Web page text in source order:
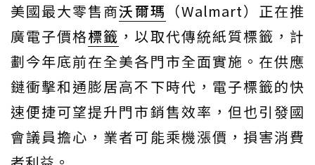
美國最大零售商沃爾瑪 （Walmart）正在推
廣電子價格標籤 ，以取代傳統紙質標籤，計
劃今年底前在全美各門市全面實施。在供應
鏈衝擊和通膨居高不下時代，電子標籤的快
速便捷可望提升門市銷售效率，但也引發國
會議員擔心，業者可能乘機漲價，損害消費